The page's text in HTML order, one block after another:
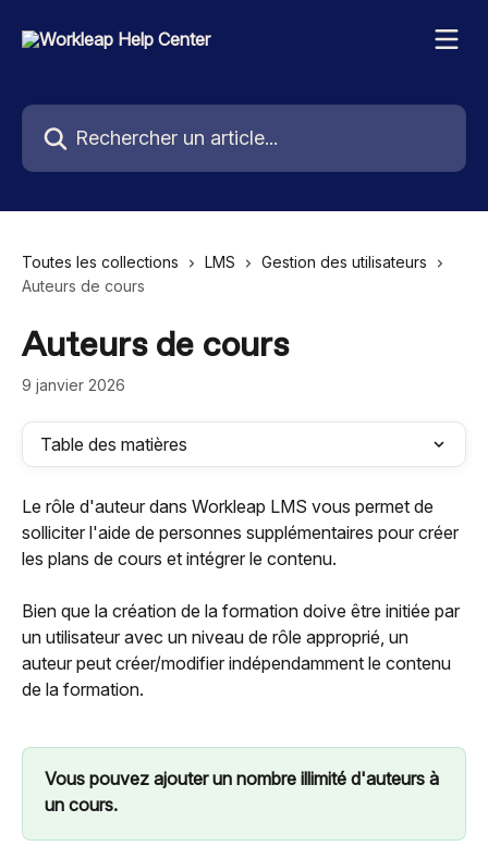
Rechercher un article...
Toutes les collections LMS
Gestion des utilisateurs
Auteurs de cours
Auteurs de cours
9 janvier 2026
Table des matières
Le rôle d'auteur dans Workleap LMS vous permet de
solliciter l'aide de personnes supplémentaires pour créer
les plans de cours et intégrer le contenu.
Bien que la création de la formation doive être initiée par
un utilisateur avec un niveau de rôle approprié, un
auteur peut créer/modifier indépendamment le contenu
de la formation.
Vous pouvez ajouter un nombre illimité d'auteurs à
un cours.